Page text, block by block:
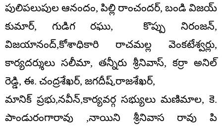
పులిపలుపుల ఆనందం, పిల్లి రాంచందర్, బండి విజయ్
కుమార్, గుడిగ రఘు, కొప్పు నిరంజన్,
విజయానంద్,కోశాధికారి రాచమల్ల వెంకటేశ్వర్లు,
కార్యదర్శులు సలీమా, తన్నీరు శ్రీనివాస్, కర్రా అనిల్
రెడ్డి, ఈ. చంద్రశేఖర్, జగదీష్,రాజశేఖర్,
మానిక్ ప్రభు,నవీన్,కార్యవర్గ సభ్యులు మణిమాల, కె.
పాండురంగారావు ,నాయిని శ్రీనివాస రావు పి